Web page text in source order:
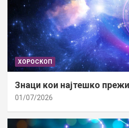
ХОРОСКОП
Знаци кои најтешко
01/07/2026